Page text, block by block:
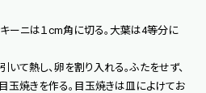
キーニは１cm角に切る。大葉は4等分に
いて熱し、卵を割り入れる。ふたをせず、
玉焼きを作る。目玉焼きは皿によけてお